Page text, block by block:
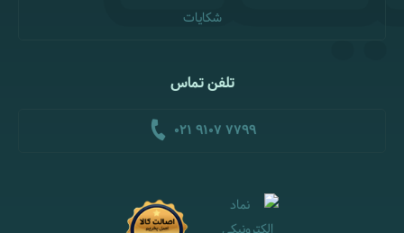
شکایات
تلفن تماس
021 9107 7799